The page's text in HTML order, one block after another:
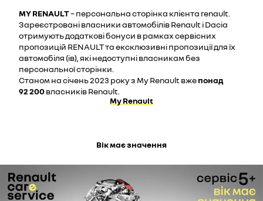
MYRENAULT– персональна сторінка клієнта renault.
Зареєстровані власники автомобілів Renault і Dacia
отримують додаткові бонуси в рамках сервісних
пропозицій RENAULT та ексклюзивні пропозиції для їх
автомобіля (ів), які недоступні власникам без
персональної сторінки.
Станом на січень 2023 року з My Renault вжепонад
92 200власників Renault.
My Renault
Вік має значення